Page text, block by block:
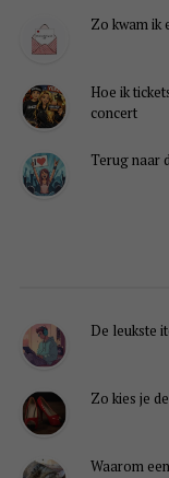
Zo kwam ik
Hoe ik
concert
Terug naar
De leukste
Zo kies je
Waarom